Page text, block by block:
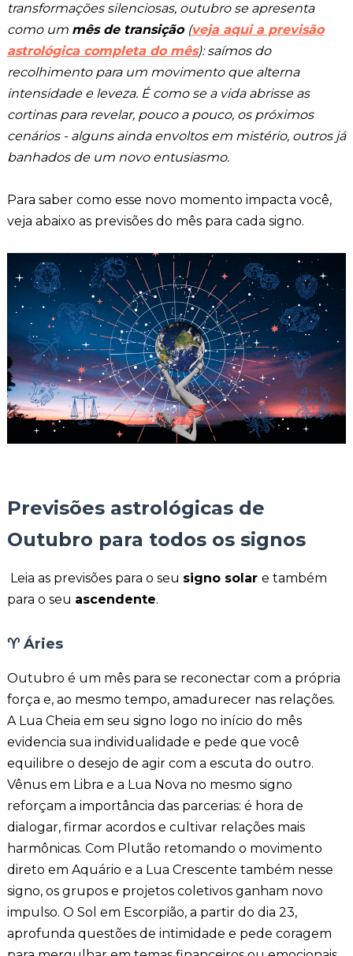
transformações silenciosas, outubro se apresenta
como um mês de transição (veja aqui a previsão
astrológica completa do mês): saímos do
recolhimento para um movimento que alterna
intensidade e leveza. É como se a vida abrisse as
cortinas para revelar, pouco a pouco, os próximos
cenários - alguns ainda envoltos em mistério, outros já
banhados de um novo entusiasmo.
Para saber como esse novo momento impacta você,
veja abaixo as previsões do mês para cada signo.
Previsões astrológicas de
Outubro para todos os signos
Leia as previsões para o seu signo solar e também
para o seu ascendente.
♈ Áries
Outubro é um mês para se reconectar com a própria
força e, ao mesmo tempo, amadurecer nas relações.
A Lua Cheia em seu signo logo no início do mês
evidencia sua individualidade e pede que você
equilibre o desejo de agir com a escuta do outro.
Vênus em Libra e a Lua Nova no mesmo signo
reforçam a importância das parcerias: é hora de
dialogar, firmar acordos e cultivar relações mais
harmônicas. Com Plutão retomando o movimento
direto em Aquário e a Lua Crescente também nesse
signo, os grupos e projetos coletivos ganham novo
impulso. O Sol em Escorpião, a partir do dia 23,
aprofunda questões de intimidade e pede coragem